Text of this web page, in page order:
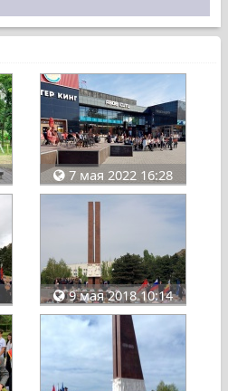
7 мая 2022 16:28
9 мая 2018 10:14